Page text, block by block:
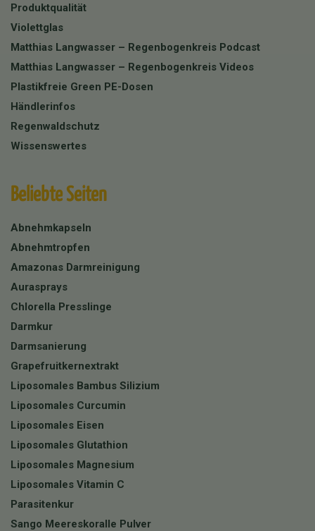
Produktqualität
Violettglas
Matthias Langwasser – Regenbogenkreis Podcast
Matthias Langwasser – Regenbogenkreis Videos
Plastikfreie Green PE-Dosen
Händlerinfos
Regenwaldschutz
Wissenswertes
Beliebte Seiten
Abnehmkapseln
Abnehmtropfen
Amazonas Darmreinigung
Aurasprays
Chlorella Presslinge
Darmkur
Darmsanierung
Grapefruitkernextrakt
Liposomales Bambus Silizium
Liposomales Curcumin
Liposomales Eisen
Liposomales Glutathion
Liposomales Magnesium
Liposomales Vitamin C
Parasitenkur
Sango Meereskoralle Pulver